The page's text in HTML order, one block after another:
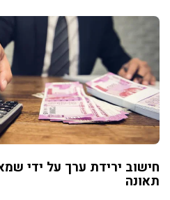
חישוב ירידת ערך על ידי
תאונה